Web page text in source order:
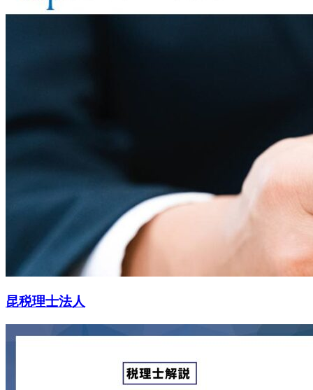
昆税理士法人